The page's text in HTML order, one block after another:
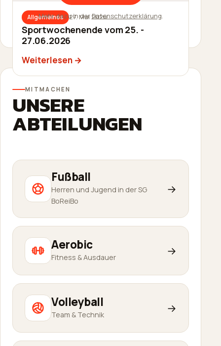
Allgemeines 27. Mai 2026
Sommerfest am 20.06.2026
Allgemeines 27. Mai 2026
Sportwochenende vom 25. -
27.06.2026
Weiterlesen
Mehr dazu in derDatenschutzerklärung.
MITMACHEN
UNSERE
ABTEILUNGEN
Fußball
Herren und Jugend in der SG
BoReiBo
→
Aerobic
Fitness & Ausdauer →
Volleyball
Team & Technik →